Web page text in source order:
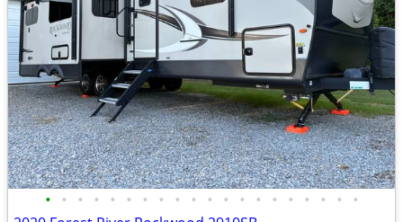
• • • • • • • • • • • • • • • • • • • •